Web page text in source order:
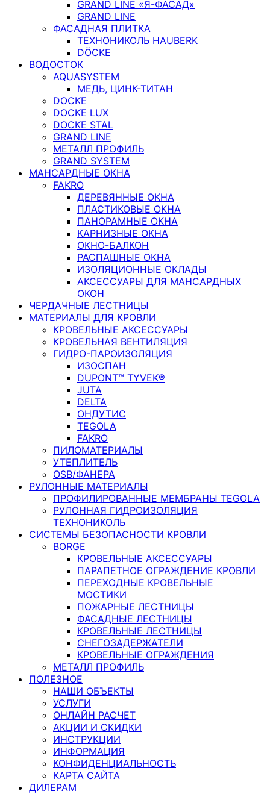
GRAND LINE «Я-ФАСАД»
GRAND LINE
ФАСАДНАЯ ПЛИТКА
ТЕХНОНИКОЛЬ HAUBERK
DÖCKE
ВОДОСТОК
AQUASYSTEM
МЕДЬ, ЦИНК-ТИТАН
DOCKE
DOCKE LUX
DOCKE STAL
GRAND LINE
МЕТАЛЛ ПРОФИЛЬ
GRAND SYSTEM
МАНСАРДНЫЕ ОКНА
FAKRO
ДЕРЕВЯННЫЕ ОКНА
ПЛАСТИКОВЫЕ ОКНА
ПАНОРАМНЫЕ ОКНА
КАРНИЗНЫЕ ОКНА
ОКНО-БАЛКОН
РАСПАШНЫЕ ОКНА
ИЗОЛЯЦИОННЫЕ ОКЛАДЫ
АКСЕССУАРЫ ДЛЯ МАНСАРДНЫХ
ОКОН
ЧЕРДАЧНЫЕ ЛЕСТНИЦЫ
МАТЕРИАЛЫ ДЛЯ КРОВЛИ
КРОВЕЛЬНЫЕ АКСЕССУАРЫ
КРОВЕЛЬНАЯ ВЕНТИЛЯЦИЯ
ГИДРО-ПАРОИЗОЛЯЦИЯ
ИЗОСПАН
DUPONT™ TYVEK®
JUTA
DELTA
ОНДУТИС
TEGOLA
FAKRO
ПИЛОМАТЕРИАЛЫ
УТЕПЛИТЕЛЬ
OSB/ФАНЕРА
РУЛОННЫЕ МАТЕРИАЛЫ
ПРОФИЛИРОВАННЫЕ МЕМБРАНЫ TEGOLA
РУЛОННАЯ ГИДРОИЗОЛЯЦИЯ
ТЕХНОНИКОЛЬ
СИСТЕМЫ БЕЗОПАСНОСТИ КРОВЛИ
BORGE
КРОВЕЛЬНЫЕ АКСЕССУАРЫ
ПАРАПЕТНОЕ ОГРАЖДЕНИЕ КРОВЛИ
ПЕРЕХОДНЫЕ КРОВЕЛЬНЫЕ
МОСТИКИ
ПОЖАРНЫЕ ЛЕСТНИЦЫ
ФАСАДНЫЕ ЛЕСТНИЦЫ
КРОВЕЛЬНЫЕ ЛЕСТНИЦЫ
СНЕГОЗАДЕРЖАТЕЛИ
КРОВЕЛЬНЫЕ ОГРАЖДЕНИЯ
МЕТАЛЛ ПРОФИЛЬ
ПОЛЕЗНОЕ
НАШИ ОБЪЕКТЫ
УСЛУГИ
ОНЛАЙН РАСЧЕТ
АКЦИИ И СКИДКИ
ИНСТРУКЦИИ
ИНФОРМАЦИЯ
КОНФИДЕНЦИАЛЬНОСТЬ
КАРТА САЙТА
ДИЛЕРАМ